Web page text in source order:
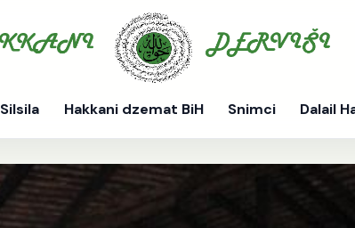
Silsila Hakkani dzemat BiH Snimci Dalail